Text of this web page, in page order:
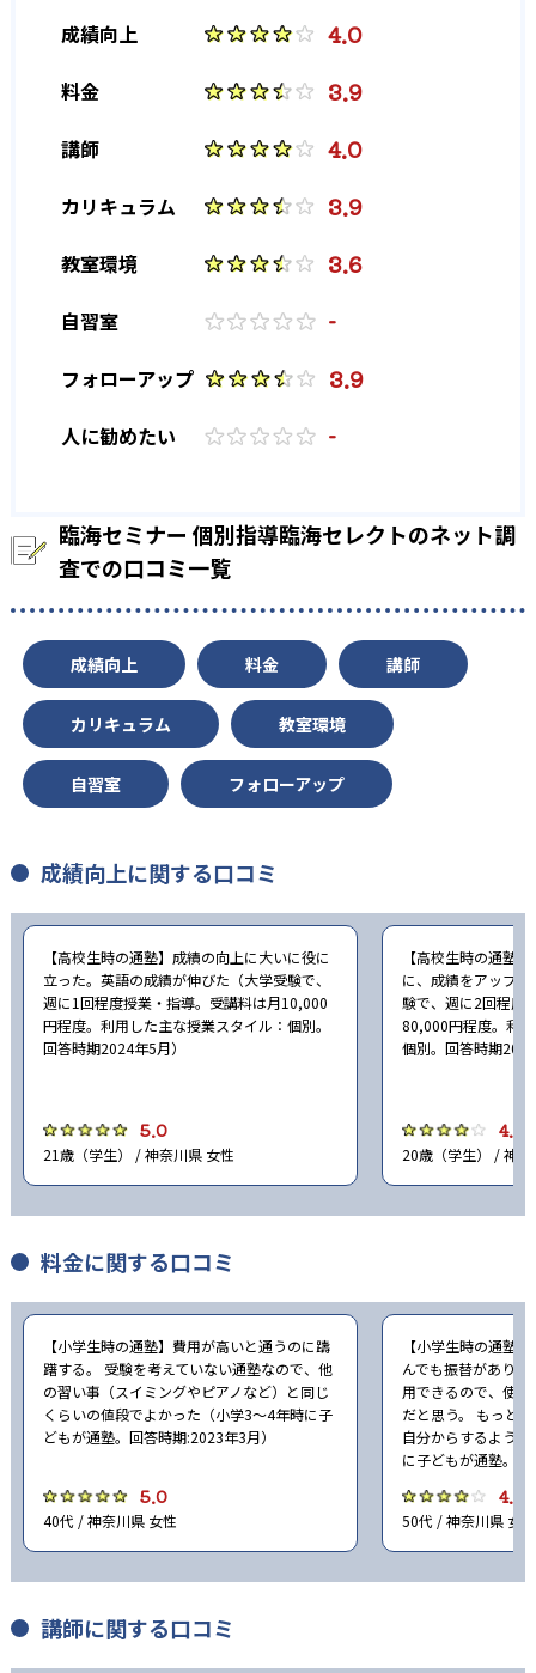
成績向上 4.0
料金 3.9
講師 4.0
カリキュラム 3.9
教室環境 3.6
自習室 -
フォローアップ 3.9
人に勧めたい -
臨海セミナー 個別指導臨海セレクトのネット調
査での口コミ一覧
成績向上 料金 講師
カリキュラム 教室環境
自習室 フォローアップ
成績向上に関する口コミ
【高校生時の通塾】成績の向上に大いに役に
立った。英語の成績が伸びた（大学受験で、
週に1回程度授業・指導。受講料は月10,000
円程度。利用した主な授業スタイル：個別。
回答時期2024年5月）
5.0
21歳（学生） / 神奈川県 女性
【高校生時の通塾
に、成績をアップ
験で、週に2回程度
80,000円程度。利
個別。回答時期
4.0
20歳（学生） / 神奈
料金に関する口コミ
【小学生時の通塾】費用が高いと通うのに躊
躇する。 受験を考えていない通塾なので、他
の習い事（スイミングやピアノなど）と同じ
くらいの値段でよかった（小学3〜4年時に子
どもが通塾。回答時期:2023年3月）
5.0
40代 / 神奈川県 女性
【小学生時の通塾
んでも振替があり
用できるので、使
だと思う。 もっと
自分からするよう
に子どもが通塾。
4.0
50代 / 神奈川県 女性
講師に関する口コミ